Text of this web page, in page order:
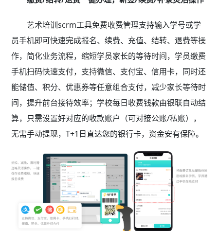
艺术培训scrm工具免费收费管理支持输入学号或学
员手机即可快速完成报名、续费、充值、结转、退费等操
作，简化业务流程，缩短学员家长的等待时间，学员缴费
手机扫码快速支付，支持微信、支付宝、信用卡，同时还
能储值、积分、优惠券等任意组合支付，减少家长等待时
间，提升前台接待效率；学校每日收费钱款由银联自动结
算，只需设置好对应的收款账户（可对接公账/私账），
无需手动提现，T+1日直达您的银行卡，资金安有保障。